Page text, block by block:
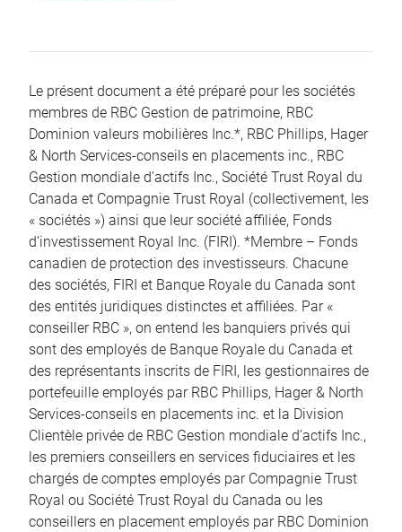
Le présent document a été préparé pour les sociétés
membres de RBC Gestion de patrimoine, RBC
Dominion valeurs mobilières Inc.*, RBC Phillips, Hager
& North Services-conseils en placements inc., RBC
Gestion mondiale d’actifs Inc., Société Trust Royal du
Canada et Compagnie Trust Royal (collectivement, les
« sociétés ») ainsi que leur société affiliée, Fonds
d’investissement Royal Inc. (FIRI). *Membre – Fonds
canadien de protection des investisseurs. Chacune
des sociétés, FIRI et Banque Royale du Canada sont
des entités juridiques distinctes et affiliées. Par «
conseiller RBC », on entend les banquiers privés qui
sont des employés de Banque Royale du Canada et
des représentants inscrits de FIRI, les gestionnaires de
portefeuille employés par RBC Phillips, Hager & North
Services-conseils en placements inc. et la Division
Clientèle privée de RBC Gestion mondiale d’actifs Inc.,
les premiers conseillers en services fiduciaires et les
chargés de comptes employés par Compagnie Trust
Royal ou Société Trust Royal du Canada ou les
conseillers en placement employés par RBC Dominion